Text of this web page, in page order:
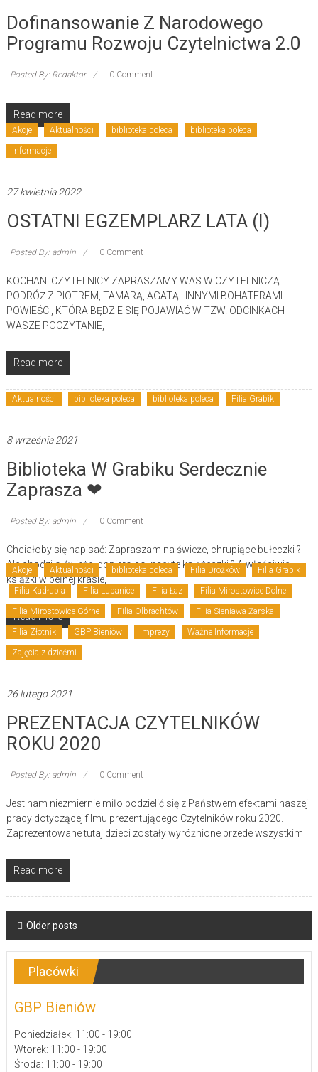
Dofinansowanie Z Narodowego
Programu Rozwoju Czytelnictwa 2.0
Posted By: Redaktor 0 Comment
Read more
Akcje Aktualności biblioteka poleca biblioteka poleca
Informacje
27 kwietnia 2022
OSTATNI EGZEMPLARZ LATA (I)
Posted By: admin 0 Comment
KOCHANI CZYTELNICY ZAPRASZAMY WAS W CZYTELNICZĄ
PODRÓŻ Z PIOTREM, TAMARĄ, AGATĄ I INNYMI BOHATERAMI
POWIEŚCI, KTÓRA BĘDZIE SIĘ POJAWIAĆ W TZW. ODCINKACH
WASZE POCZYTANIE,
Read more
Aktualności biblioteka poleca biblioteka poleca Filia Grabik
8 września 2021
Biblioteka W Grabiku Serdecznie
Zaprasza ❤
Posted By: admin 0 Comment
Chciałoby się napisać: Zapraszam na świeże, chrupiące bułeczki ?
Ale chodzi o świeże, dopiero co, nabyte książeczki ? A właściwie
książki w pełnej krasie,
Read more
Akcje Aktualności biblioteka poleca Filia Drożków Filia Grabik
Filia Kadłubia Filia Lubanice Filia Łaz Filia Mirostowice Dolne
Filia Mirostowice Górne Filia Olbrachtów Filia Sieniawa Żarska
Filia Złotnik GBP Bieniów Imprezy Ważne Informacje
Zajęcia z dziećmi
26 lutego 2021
PREZENTACJA CZYTELNIKÓW
ROKU 2020
Posted By: admin 0 Comment
Jest nam niezmiernie miło podzielić się z Państwem efektami naszej
pracy dotyczącej filmu prezentującego Czytelników roku 2020.
Zaprezentowane tutaj dzieci zostały wyróżnione przede wszystkim
Read more
Posts
navigation
Older posts
Placówki
GBP Bieniów
Poniedziałek: 11:00 - 19:00
Wtorek: 11:00 - 19:00
Środa: 11:00 - 19:00